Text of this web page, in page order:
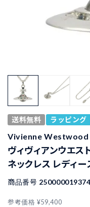
送料無料 ラッピング
Vivienne Westwood
ヴィヴィアンウエ
ネックレス レディ
商品番号
参考価格 ¥59,400